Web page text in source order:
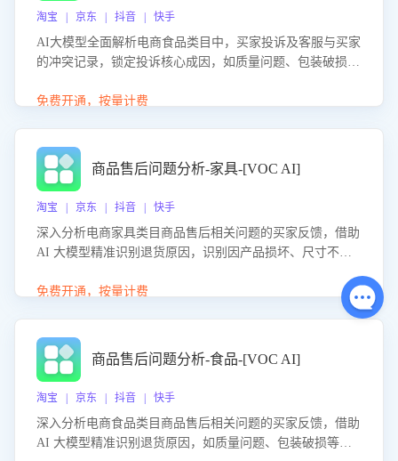
淘宝 | 京东 | 抖音 | 快手
AI大模型全面解析电商食品类目中，买家投诉及客服与买家
的冲突记录，锁定投诉核心成因，如质量问题、包装破损
置差评防控，提升客户满意度。
免费开通，按量计费
商品售后问题分析-家具-[VOC AI]
淘宝 | 京东 | 抖音 | 快手
深入分析电商家具类目商品售后相关问题的买家反馈，借助
AI 大模型精准识别退货原因，识别因产品损坏、尺寸不符
力商家优化产品或服务，实现销售额的显著提升。
免费开通，按量计费
商品售后问题分析-食品-[VOC AI]
淘宝 | 京东 | 抖音 | 快手
深入分析电商食品类目商品售后相关问题的买家反馈，借助
AI 大模型精准识别退货原因，如质量问题、包装破损等，